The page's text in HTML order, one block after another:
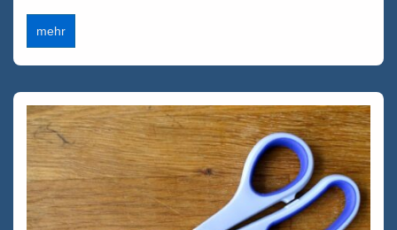
Azubimangel
mehr